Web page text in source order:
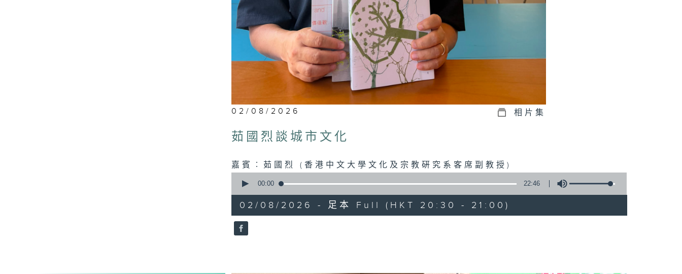
02/08/2026 相片集
茹國烈談城市文化
嘉賓︰茹國烈 (香港中文大學文化及宗教硏究系客席副教授)
seconds
22
minutes,
46
seconds
90%
00:00 22:46
02/08/2026 - 足本 Full (HKT 20:30 - 21:00)